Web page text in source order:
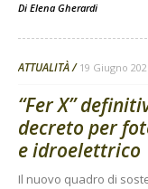
Di Elena Gherardi
ATTUALITÀ 19 Giugno
“Fer X”
decreto per
e idroelettrico
Il nuovo quadro di